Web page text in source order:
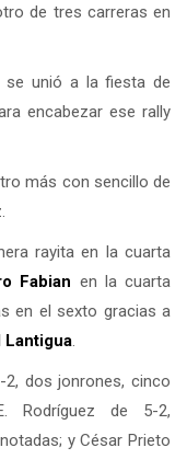
de tres carreras en
se unió a la fiesta de
encabezar ese rally
más con sencillo de
rayita en la cuarta
Fabian en la cuarta
en el sexto gracias a
Lantigua.
2, dos jonrones, cinco
Rodríguez de 5-2,
y César Prieto